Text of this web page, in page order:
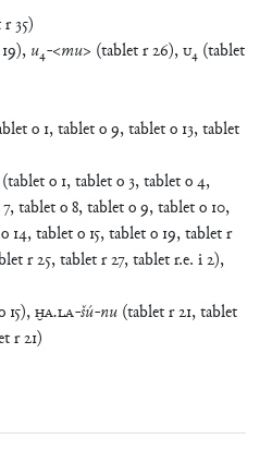
r35)
19), u₄-<mu> (tabletr26),U₄ (tablet
o 1,tableto9,tableto 13,tablet
(tableto 1,tableto3,tableto4,
7,tableto8,tableto9,tableto 10,
o 14,tableto 15,tableto 19,tabletr
r25,tabletr27,tabletr.e. i2),
15),ḪA.LA-šú-nu (tabletr21,tablet
r21)